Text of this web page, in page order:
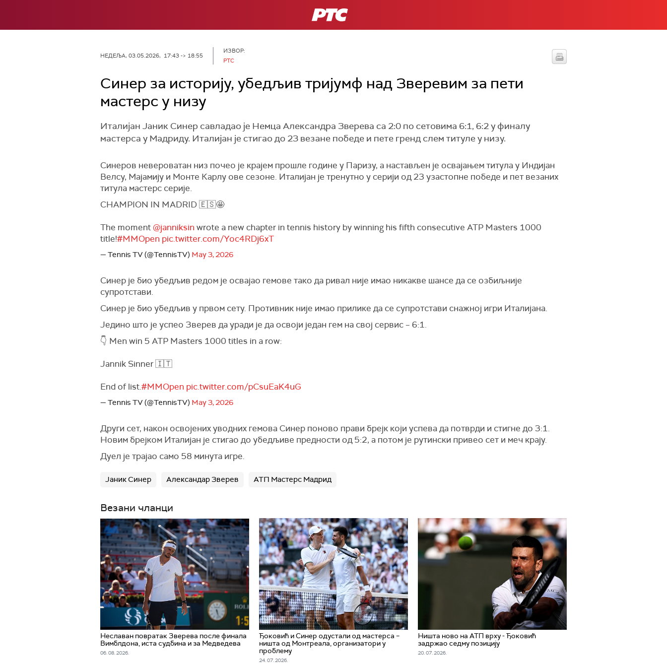
РТС
НЕДЕЉА, 03.05.2026, 17:43 -> 18:55
ИЗВОР:
РТС
Синер за историју, убедљив тријумф над Зверевим за пети
мастерс у низу
Италијан Јаник Синер савладао је Немца Александра Зверева са 2:0 по сетовима 6:1, 6:2 у финалу
мастерса у Мадриду. Италијан је стигао до 23 везане победе и пете гренд слем титуле у низу.
Синеров невероватан низ почео је крајем прошле године у Паризу, а настављен је освајањем титула у Индијан
Велсу, Мајамију и Монте Карлу ове сезоне. Италијан је тренутно у серији од 23 узастопне победе и пет везаних
титула мастерс серије.
CHAMPION IN MADRID 🇪🇸🤩
The moment @janniksin wrote a new chapter in tennis history by winning his fifth consecutive ATP Masters 1000
title!#MMOpen pic.twitter.com/Yoc4RDj6xT
— Tennis TV (@TennisTV) May 3, 2026
Синер је био убедљив редом је освајао гемове тако да ривал није имао никакве шансе да се озбиљније
супротстави.
Синер је био убедљив у првом сету. Противник није имао прилике да се супротстави снажној игри Италијана.
Једино што је успео Зверев да уради је да освоји један гем на свој сервис – 6:1.
👇 Men win 5 ATP Masters 1000 titles in a row:
Jannik Sinner 🇮🇹
End of list.#MMOpen pic.twitter.com/pCsuEaK4uG
— Tennis TV (@TennisTV) May 3, 2026
Други сет, након освојених уводних гемова Синер поново прави брејк који успева да потврди и стигне до 3:1.
Новим брејком Италијан је стигао до убедљиве предности од 5:2, а потом је рутински привео сет и меч крају.
Дуел је трајао само 58 минута игре.
Јаник Синер Александар Зверев АТП Мастерс Мадрид
Везани чланци
Неславан повратак Зверева после финала
Вимблдона, иста судбина и за Медведева
06. 08. 2026.
Ђоковић и Синер одустали од мастерса –
ништа од Монтреала, организатори у
проблему
24. 07. 2026.
Ништа ново на АТП врху - Ђоковић
задржао седму позицију
20. 07. 2026.